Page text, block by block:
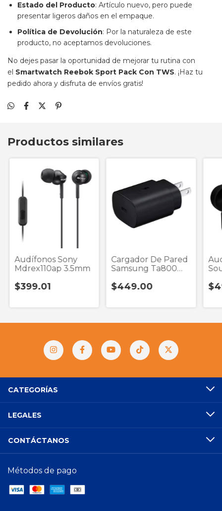
Estado del Producto: Artículo nuevo, pero puede
presentar ligeros daños en el empaque.
Política de Devolución: Por la naturaleza de este
producto, no aceptamos devoluciones.
No dejes pasar la oportunidad de mejorar tu rutina con
el Smartwatch Reebok Sport Pack Con TWS. ¡Haz tu
pedido ahora y disfruta de envíos gratis!
Productos similares
Audífonos Sony
Mdrex110ap 3.5mm
$399.01
Cargador De Pared
Samsung Ta800
$449.00
CATEGORÍAS
LEGALES
CONTÁCTANOS
Métodos de pago